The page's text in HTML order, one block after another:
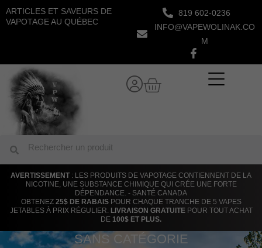
Aller
au
ARTICLES ET SAVEURS DE
VAPOTAGE AU QUÉBEC
819 602-0236
INFO@VAPEWOLINAK.CO
M
Panier
Rechercher
AVERTISSEMENT : LES PRODUITS DE VAPOTAGE CONTIENNENT DE LA
NICOTINE, UNE SUBSTANCE CHIMIQUE QUI CRÉE UNE FORTE
DÉPENDANCE. - SANTÉ CANADA
OBTENEZ 25$ DE RABAISPOUR CHAQUE TRANCHE DE 5 VAPES
JETABLES À PRIX RÉGULIER. LIVRAISON GRATUITEPOUR TOUT ACHAT
DE 100$ ET PLUS.
SANS CATÉGORIE